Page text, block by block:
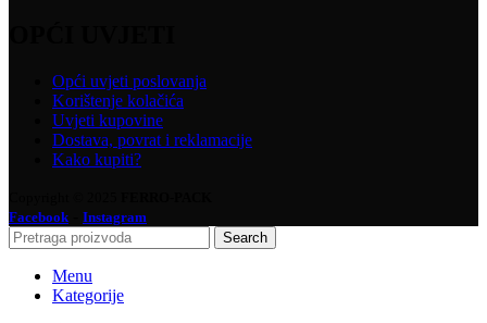
Opći uvjeti poslovanja
Korištenje kolačića
Uvjeti kupovine
Dostava, povrat i reklamacije
Kako kupiti?
Facebook
Instagram
Search
Menu
Kategorije